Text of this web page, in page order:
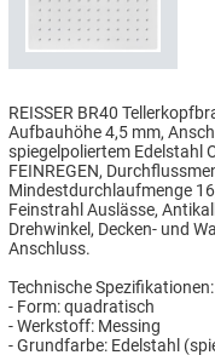
REISSER BR40
Aufbauhöhe 4,5 mm,
spiegelpoliertem Edelstahl
FEINREGEN,
Mindestdurchlaufmenge
Feinstrahl Auslässe,
Drehwinkel, Decken- und
Anschluss.
Technische Spezifikationen:
- Form: quadratisch
- Werkstoff: Messing
- Grundfarbe: Edelstahl